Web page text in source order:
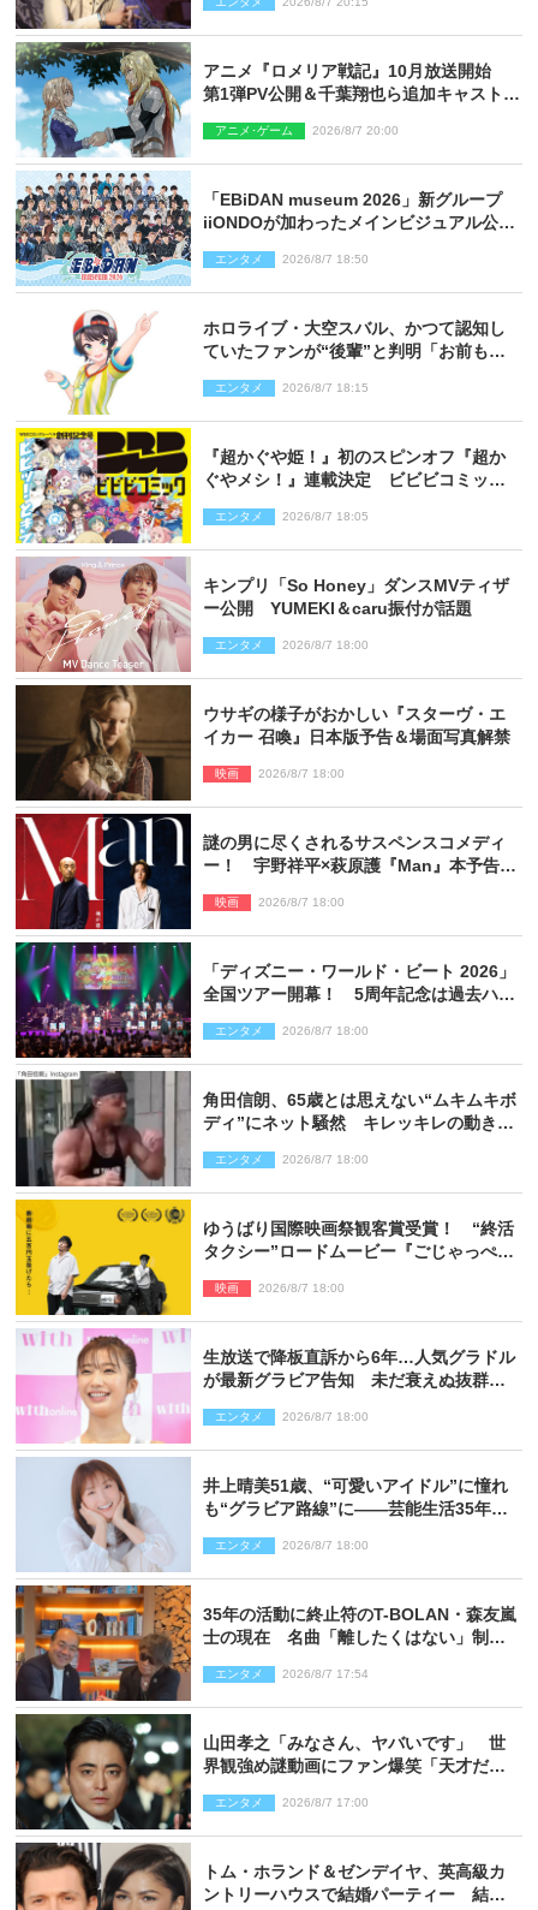
アニメ『ロメリア戦記』10月放送開始
第1弾PV公開＆千葉翔也ら追加キャスト4
アニメ･ゲーム 2026/8/7 20:00
「EBiDAN museum 2026」新グループ
iiONDOが加わったメインビジュアル公
エンタメ 2026/8/7 18:50
ホロライブ・大空スバル、かつて認知し
ていたファンが“後輩”と判明「お前もし
エンタメ 2026/8/7 18:15
『超かぐや姫！』初のスピンオフ『超か
ぐやメシ！』連載決定 ビビビコミック
エンタメ 2026/8/7 18:05
キンプリ「So Honey」ダンスMVティザ
ー公開 YUMEKI＆caru振付が話題
エンタメ 2026/8/7 18:00
ウサギの様子がおかしい『スターヴ・エ
イカー 召喚』日本版予告＆場面写真解禁
映画 2026/8/7 18:00
謎の男に尽くされるサスペンスコメディ
ー！ 宇野祥平×萩原護『Man』本予告＆
映画 2026/8/7 18:00
「ディズニー・ワールド・ビート 2026」
全国ツアー開幕！ 5周年記念は過去ハイ
ポート】
エンタメ 2026/8/7 18:00
角田信朗、65歳とは思えない“ムキムキボ
ディ”にネット騒然 キレッキレの動きを
エンタメ 2026/8/7 18:00
ゆうばり国際映画祭観客賞受賞！ “終活
タクシー”ロードムービー『ごじゃっぺタ
映画 2026/8/7 18:00
生放送で降板直訴から6年…人気グラドル
が最新グラビア告知 未だ衰えぬ抜群ス
エンタメ 2026/8/7 18:00
井上晴美51歳、“可愛いアイドル”に憧れ
も“グラビア路線”に――芸能生活35年を
エンタメ 2026/8/7 18:00
35年の活動に終止符のT-BOLAN・森友嵐
士の現在 名曲「離したくはない」制作
エンタメ 2026/8/7 17:54
山田孝之「みなさん、ヤバいです」 世
界観強め謎動画にファン爆笑「天才だ
エンタメ 2026/8/7 17:00
トム・ホランド＆ゼンデイヤ、英高級カ
ントリーハウスで結婚パーティー 結婚